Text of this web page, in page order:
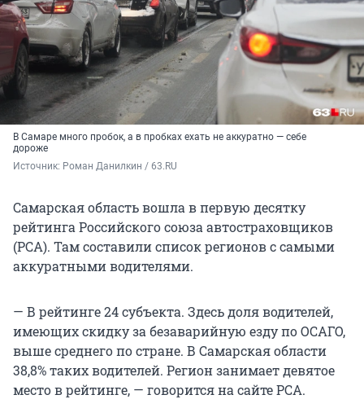
В Самаре много пробок, а в пробках ехать не аккуратно — себе
дороже
Источник: Роман Данилкин / 63.RU
Самарская область вошла в первую десятку
рейтинга Российского союза автостраховщиков
(РСА). Там составили список регионов с самыми
аккуратными водителями.
— В рейтинге 24 субъекта. Здесь доля водителей,
имеющих скидку за безаварийную езду по ОСАГО,
выше среднего по стране. В Самарская области
38,8% таких водителей. Регион занимает девятое
место в рейтинге, — говорится на сайте РСА.